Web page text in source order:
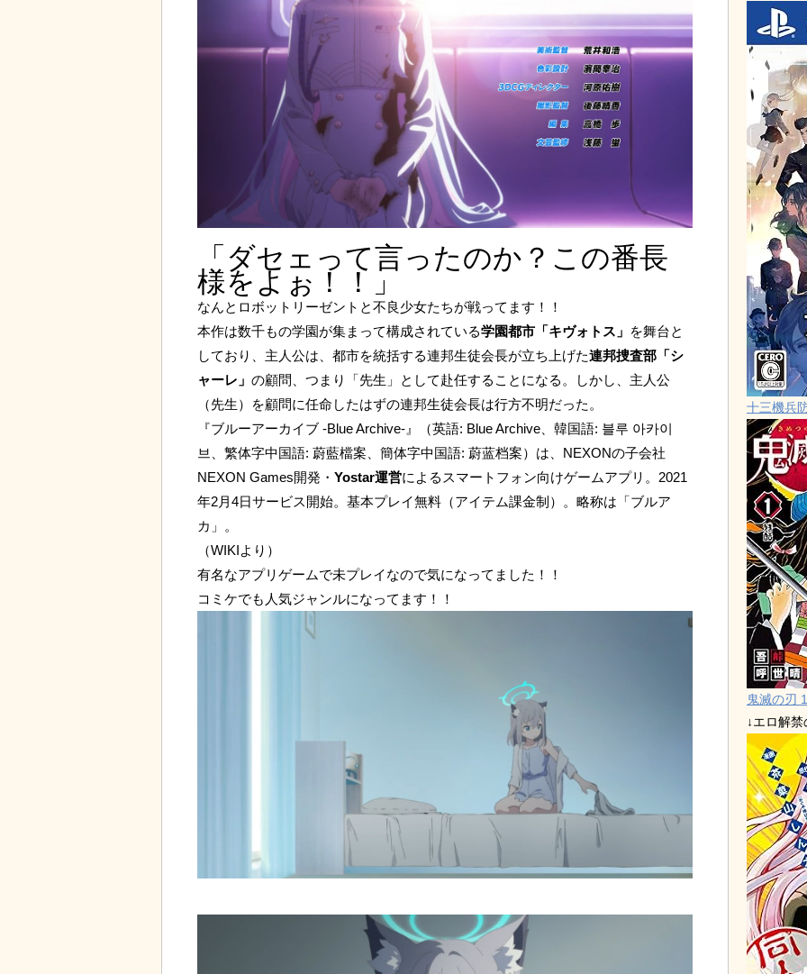
「ダセェって言ったのか？この番長
様をよぉ！！」
なんとロボットリーゼントと不良少女たちが戦ってます！！
本作は数千もの学園が集まって構成されている学園都市「キヴォトス」 を舞台と
しており、主人公は、都市を統括する連邦生徒会長が立ち上げた連邦捜査部「シ
ャーレ」 の顧問、つまり「先生」として赴任することになる。しかし、主人公
（先生）を顧問に任命したはずの連邦生徒会長は行方不明だった。
『ブルーアーカイブ -Blue Archive-』（英語: Blue Archive、韓国語: 블루 아카이
브、繁体字中国語: 蔚藍檔案、簡体字中国語: 蔚蓝档案）は、NEXONの子会社
NEXON Games開発・ Yostar運営によるスマートフォン向けゲームアプリ。2021
年2月4日サービス開始。基本プレイ無料（アイテム課金制）。略称は「ブルア
カ」。
（WIKIより）
有名なアプリゲームで未プレイなので気になってました！！
コミケでも人気ジャンルになってます！！
十三機兵
鬼滅の刃
↓エロ解